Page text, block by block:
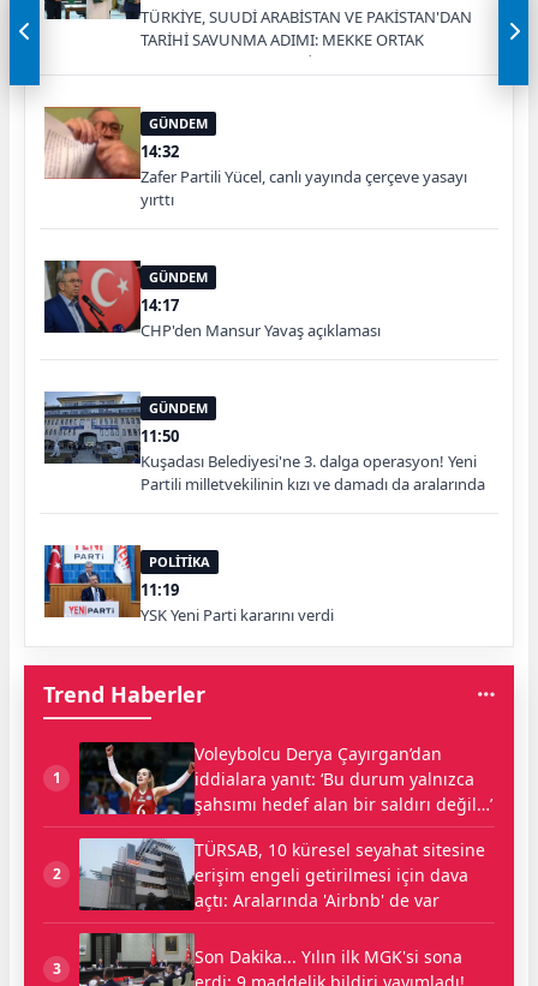
TÜRKİYE, SUUDİ ARABİSTAN VE PAKİSTAN'DAN
TARİHİ SAVUNMA ADIMI: MEKKE ORTAK
SAVUNMA ANLAŞMASI İMZALANDI
GÜNDEM
14:32
Zafer Partili Yücel, canlı yayında çerçeve yasayı
yırttı
GÜNDEM
14:17
CHP'den Mansur Yavaş açıklaması
GÜNDEM
11:50
Kuşadası Belediyesi'ne 3. dalga operasyon! Yeni
Partili milletvekilinin kızı ve damadı da aralarında
POLİTİKA
11:19
YSK Yeni Parti kararını verdi
Trend Haberler
1
Voleybolcu Derya Çayırgan’dan
iddialara yanıt: ‘Bu durum yalnızca
şahsımı hedef alan bir saldırı değil…’
2
TÜRSAB, 10 küresel seyahat sitesine
erişim engeli getirilmesi için dava
açtı: Aralarında 'Airbnb' de var
3
Son Dakika... Yılın ilk MGK'si sona